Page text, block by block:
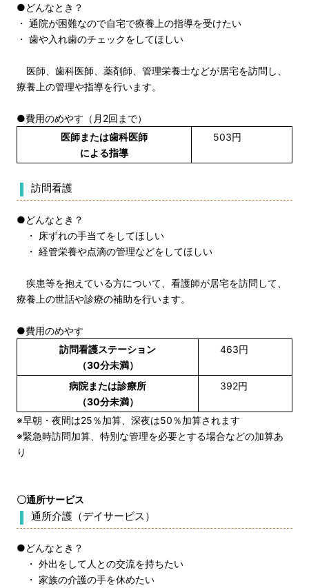
●どんなとき？
・ 通院が困難なので自宅で療養上の指導を受けたい
・ 歯や入れ歯のチェックをしてほしい
医師、歯科医師、薬剤師、管理栄養士などが居宅を訪問し、
療養上の管理や指導を行います。
●費用のめやす（月2回まで）
医師または歯科医師
による指導
503円
訪問看護
●どんなとき？
・ 床ずれの手当てをしてほしい
・ 経管栄養や点滴の管理などをしてほしい
疾患等を抱えている方について、看護師が居宅を訪問して、
療養上の世話や診療の補助を行います。
●費用のめやす
訪問看護ステーション
（30分未満）
463円
病院または診療所
（30分未満）
392円
※早朝・夜間は25％加算、深夜は50％加算されます
※緊急時訪問加算、特別な管理を必要とする場合などの加算あ
り
〇通所サービス
通所介護（デイサービス）
●どんなとき？
・ 外出をして人との交流を持ちたい
・ 家族の介護の手を休めたい